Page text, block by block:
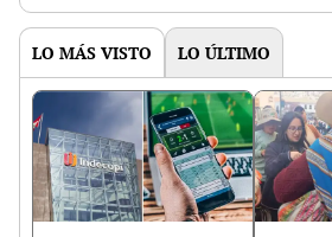
LO MÁS VISTO LO ÚLTIMO